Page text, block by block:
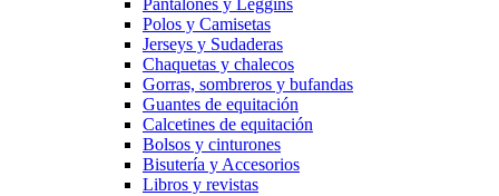
Pantalones y Leggins
Polos y Camisetas
Jerseys y Sudaderas
Chaquetas y chalecos
Gorras, sombreros y bufandas
Guantes de equitación
Calcetines de equitación
Bolsos y cinturones
Bisutería y Accesorios
Libros y revistas